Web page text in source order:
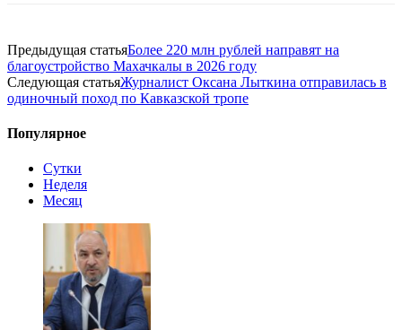
Предыдущая статьяБолее 220 млн рублей направят на
благоустройство Махачкалы в 2026 году
Следующая статьяЖурналист Оксана Лыткина отправилась в
одиночный поход по Кавказской тропе
Популярное
Сутки
Неделя
Месяц